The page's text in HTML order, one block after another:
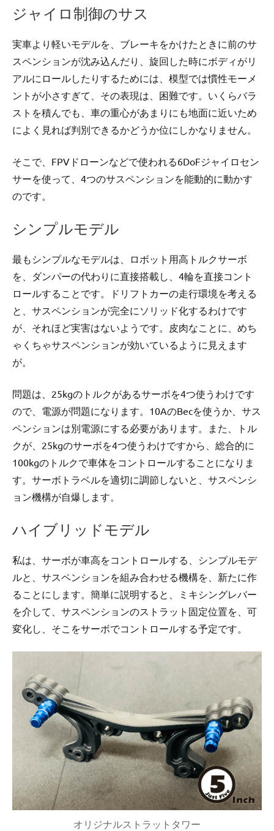
ジャイロ制御のサス
実車より軽いモデルを、ブレーキをかけたときに前のサ
スペンションが沈み込んだり、旋回した時にボディがリ
アルにロールしたりするためには、模型では慣性モーメ
ントが小さすぎて、その表現は、困難です。いくらバラ
ストを積んでも、車の重心があまりにも地面に近いため
によく見れば判別できるかどうか位にしかなりません。
そこで、FPVドローンなどで使われる6DoFジャイロセン
サーを使って、4つのサスペンションを能動的に動かす
のです。
シンプルモデル
最もシンプルなモデルは、ロボット用高トルクサーボ
を、ダンパーの代わりに直接搭載し、4輪を直接コント
ロールすることです。ドリフトカーの走行環境を考える
と、サスペンションが完全にソリッド化するわけです
が、それほど実害はないようです。皮肉なことに、めち
ゃくちゃサスペンションが効いているように見えます
が。
問題は、25kgのトルクがあるサーボを4つ使うわけです
ので、電源が問題になります。10AのBecを使うか、サス
ペンションは別電源にする必要があります。また、トル
クが、25kgのサーボを4つ使うわけですから、総合的に
100kgのトルクで車体をコントロールすることになりま
す。サーボトラベルを適切に調節しないと、サスペンシ
ョン機構が自爆します。
ハイブリッドモデル
私は、サーボが車高をコントロールする、シンプルモデ
ルと、サスペンションを組み合わせる機構を、新たに作
ることにします。簡単に説明すると、ミキシングレバー
を介して、サスペンションのストラット固定位置を、可
変化し、そこをサーボでコントロールする予定です。
オリジナルストラットタワー